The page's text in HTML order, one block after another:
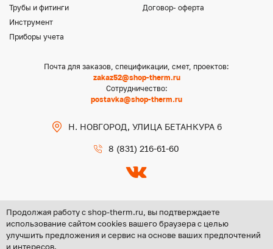
Трубы и фитинги
Инструмент
Приборы учета
Договор- оферта
Почта для заказов, спецификации, смет, проектов:
zakaz52@shop-therm.ru
Сотрудничество:
postavka@shop-therm.ru
Н. НОВГОРОД, УЛИЦА БЕТАНКУРА 6
8 (831) 216-61-60
Copyright @ 2026 ООО «ЦЕНТР ГРУПП НН»
Продолжая работу с shop-therm.ru, вы подтверждаете
использование сайтом cookies вашего браузера с целью
улучшить предложения и сервис на основе ваших предпочтений
и интересов.